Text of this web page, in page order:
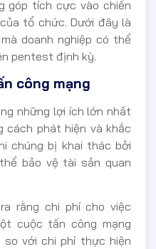
góp tích cực vào chiến
tổ chức. Dưới đây là
doanh nghiệp có thể
pentest định kỳ.
công mạng
những lợi ích lớn nhất
cách phát hiện và khắc
chúng bị khai thác bởi
bảo vệ tài sản quan
rằng chi phí cho việc
cuộc tấn công mạng
với chi phí thực hiện